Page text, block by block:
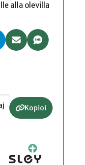
alla olevilla
Kopioi